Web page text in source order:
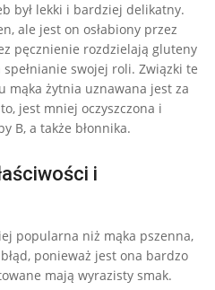
był lekki i bardziej delikatny.
ale jest on osłabiony przez
pęcznienie rozdzielają gluteny
swojej roli. Związki te
mąka żytnia uznawana jest za
jest mniej oczyszczona i
B, a także błonnika.
i
popularna niż mąka pszenna,
ponieważ jest ona bardzo
mają wyrazisty smak.